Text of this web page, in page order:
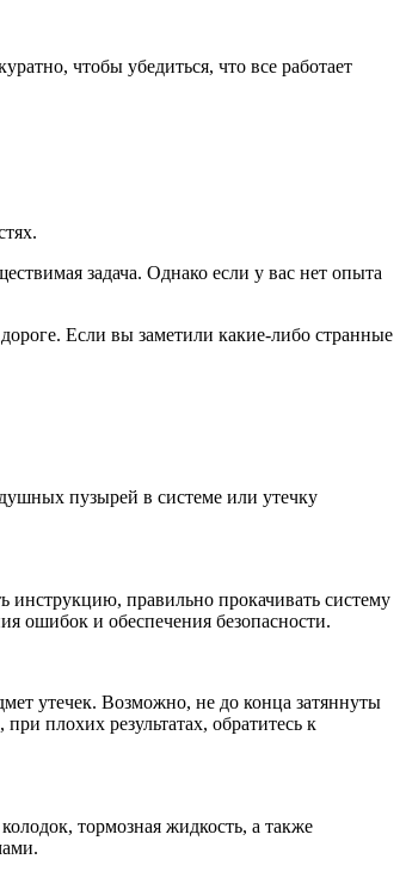
чтобы убедиться, что все работает
задача. Однако если у вас нет опыта
Если вы заметили какие-либо странные
пузырей в системе или утечку
правильно прокачивать систему
ошибок и обеспечения безопасности.
утечек. Возможно, не до конца затяннуты
плохих результатах, обратитесь к
тормозная жидкость, а также